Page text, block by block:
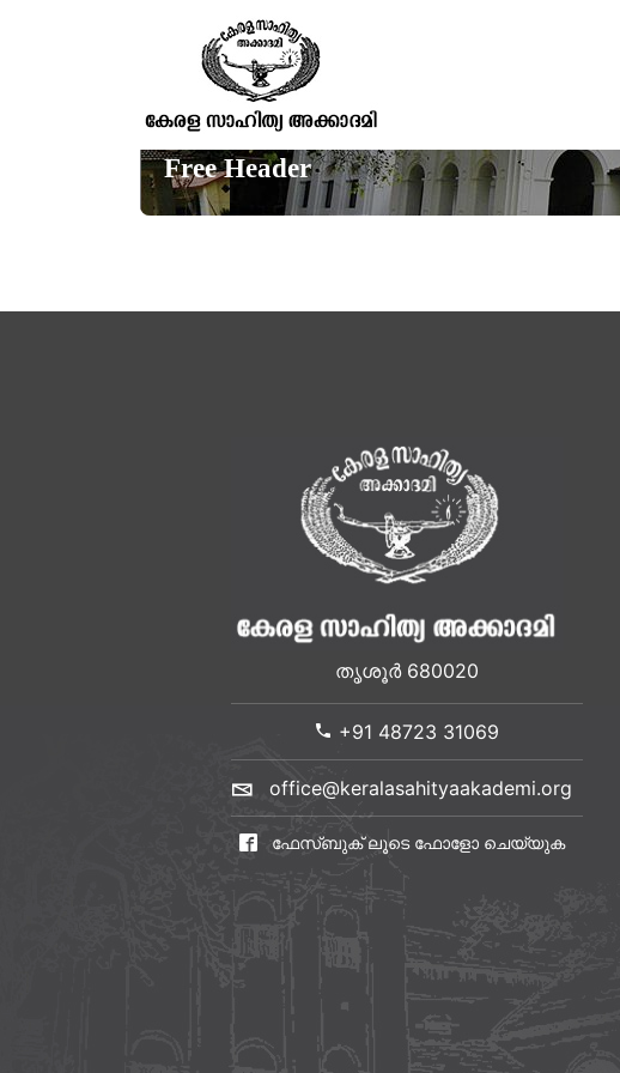
Free Header
തൃശൂർ 680020
+91 48723 31069
office@keralasahityaakademi.org
ഫേസ്ബുക് ലൂടെ ഫോളോ ചെയ്യുക